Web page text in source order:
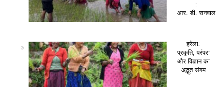
:
आर. डी. सनवाल
हरेला:
प्रकृति, परंपरा
और विज्ञान का
अद्भुत संगम